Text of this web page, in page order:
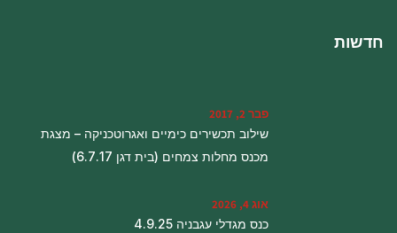
חדשות
פבר 2, 2017
שילוב תכשירים כימיים ואגרוטכניקה – מצגת
מכנס מחלות צמחים (בית דגן 6.7.17)
אוג 4, 2026
כנס מגדלי עגבניה 4.9.25